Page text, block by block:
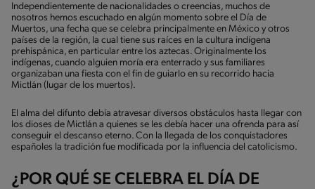
Independientemente de nacionalidades o creencias, muchos de
nosotros hemos escuchado en algún momento sobre el Día de
Muertos, una fecha que se celebra principalmente en México y otros
países de la región, la cual tiene sus raíces en la cultura indígena
prehispánica, en particular entre los aztecas. Originalmente los
indígenas, cuando alguien moría era enterrado y sus familiares
organizaban una fiesta con el fin de guiarlo en su recorrido hacia
Mictlán (lugar de los muertos).
El alma del difunto debía atravesar diversos obstáculos hasta llegar con
los dioses de Mictlán a quienes se les debía hacer una ofrenda para así
conseguir el descanso eterno. Con la llegada de los conquistadores
españoles la tradición fue modificada por la influencia del catolicismo.
¿POR QUÉ SE CELEBRA EL DÍA DE